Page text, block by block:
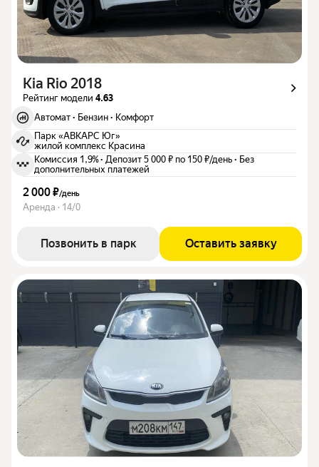
Kia Rio 2018
Рейтинг модели 4.63
Автомат · Бензин · Комфорт
Парк «АВКАРС Юг»
жилой комплекс Красина
Комиссия 1,9%· Депозит 5 000 ₽ по 150 ₽/день · Без
дополнительных платежей
2 000 ₽/день
Аренда · 14/0
Позвонить в парк Оставить заявку